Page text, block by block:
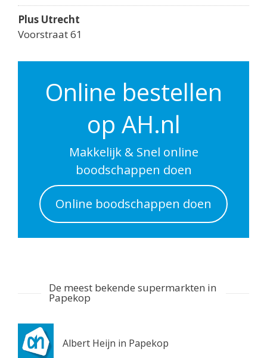
Plus Utrecht
Voorstraat 61
0.5 km
Godebaldkwartier 149
Utrecht 3511DP
Routebeschrijving
Albert Heijn Utrecht
Nachtegaalstraat 55
Utrecht 3581AD
0.7 km
Stationshal 8
0.8 km
Routebeschrijving
Online bestellen
op AH.nl
Makkelijk & Snel online
boodschappen doen
Online boodschappen doen
De meest bekende supermarkten in
Papekop
Albert Heijn in Papekop